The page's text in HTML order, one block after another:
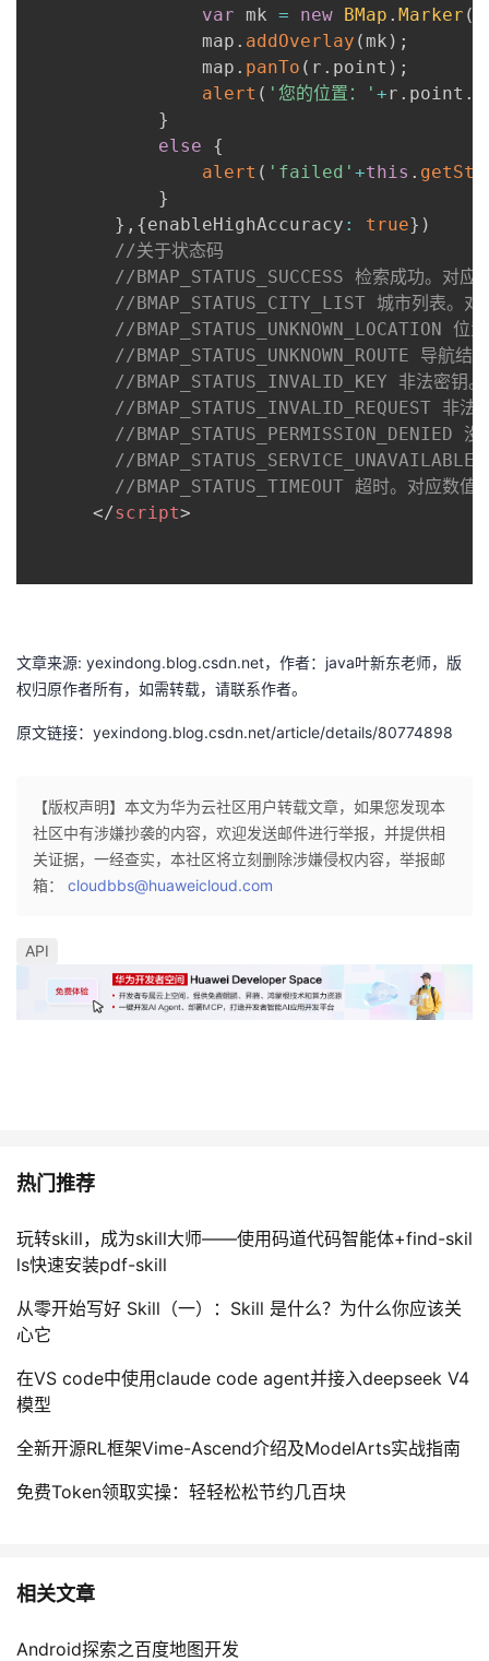
var mk = new BMap . Marker (
      			map
. addOverlay ( mk ) ;
      			map
. panTo ( r . point ) ;
alert ( '您的位置：' +r . point .
}
else
{
alert ( 'failed' +this .
}
} , {enableHighAccuracy : true} )
//关于状态码
//BMAP_STATUS_SUCCESS 检索成功。对应
//BMAP_STATUS_CITY_LIST 城市列表。对
//BMAP_STATUS_UNKNOWN_LOCATION 位
//BMAP_STATUS_UNKNOWN_ROUTE 导航结
//BMAP_STATUS_INVALID_KEY 非法密钥
//BMAP_STATUS_INVALID_REQUEST 非法
//BMAP_STATUS_PERMISSION_DENIED
//
//BMAP_STATUS_TIMEOUT 超时。对应数
</script>
文章来源: yexindong.blog.csdn.net，作者：java叶新东老师，版
权归原作者所有，如需转载，请联系作者。
原文链接：yexindong.blog.csdn.net/article/details/80774898
【版权声明】本文为华为云社区用户转载文章，如果您发现本
社区中有涉嫌抄袭的内容，欢迎发送邮件进行举报，并提供相
关证据，一经查实，本社区将立刻删除涉嫌侵权内容，举报邮
箱： cloudbbs@huaweicloud.com
API
热门推荐
玩转skill，成为skill大师——使用码道代码智能体+find-skil
ls快速安装pdf-skill
从零开始写好 Skill（一）：Skill 是什么？为什么你应该关
心它
在VS code中使用claude code agent并接入deepseek V4
模型
全新开源RL框架Vime-Ascend介绍及ModelArts实战指南
免费Token领取实操：轻轻松松节约几百块
相关文章
Android探索之百度地图开发